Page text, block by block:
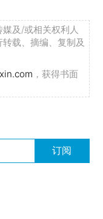
及/或相关权利人
载、摘编、复制及
，获得书面
订阅